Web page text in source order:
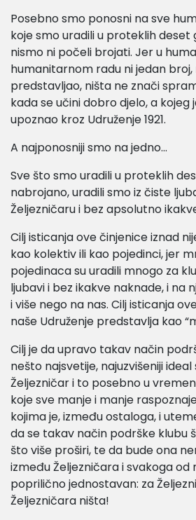
Posebno smo ponosni na sve
koje smo uradili u proteklih deset
nismo ni počeli brojati. Jer u
humanitarnom radu ni jedan
predstavljao, ništa ne znači
kada se učini dobro djelo, a kojeg
upoznao kroz Udruženje 1921.
A najponosniji smo na jedno…
Sve što smo uradili u proteklih
nabrojano, uradili smo iz čiste
Željezničaru i bez apsolutno
Cilj isticanja ove činjenice iznad
kao kolektiv ili kao pojedinci, jer
pojedinaca su uradili mnogo za
ljubavi i bez ikakve naknade, i na
i više nego na nas. Cilj isticanja
naše Udruženje predstavlja kao
Cilj je da upravo takav način
nešto najsvetije, najuzvišeniji
Željezničar i to posebno u
koje sve manje i manje
kojima je, između ostaloga, i
da se takav način podrške klubu
što više proširi, te da bude ona
između Željezničara i svakoga od
poprilično jednostavan: za
Željezničara ništa!